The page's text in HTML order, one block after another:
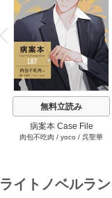
P
r
e
v
i
o
u
s
無料立読み
病案本 Case File
Compendium［分冊版］
肉包不吃肉 / yoco / 呉聖華
ライトノベルラ